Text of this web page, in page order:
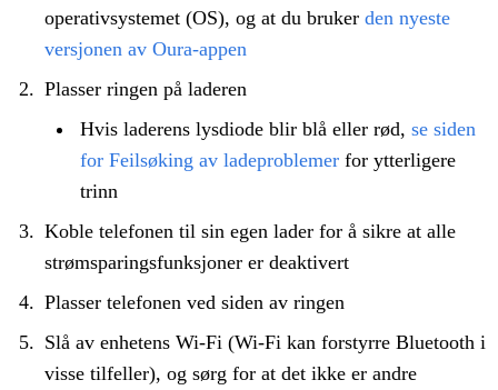
operativsystemet (OS), og at du bruker den nyeste
versjonen av Oura-appen
Plasser ringen på laderen
Hvis laderens lysdiode blir blå eller rød, se siden
for Feilsøking av ladeproblemer for ytterligere
trinn
Koble telefonen til sin egen lader for å sikre at alle
strømsparingsfunksjoner er deaktivert
Plasser telefonen ved siden av ringen
Slå av enhetens Wi-Fi (Wi-Fi kan forstyrre Bluetooth i
visse tilfeller), og sørg for at det ikke er andre